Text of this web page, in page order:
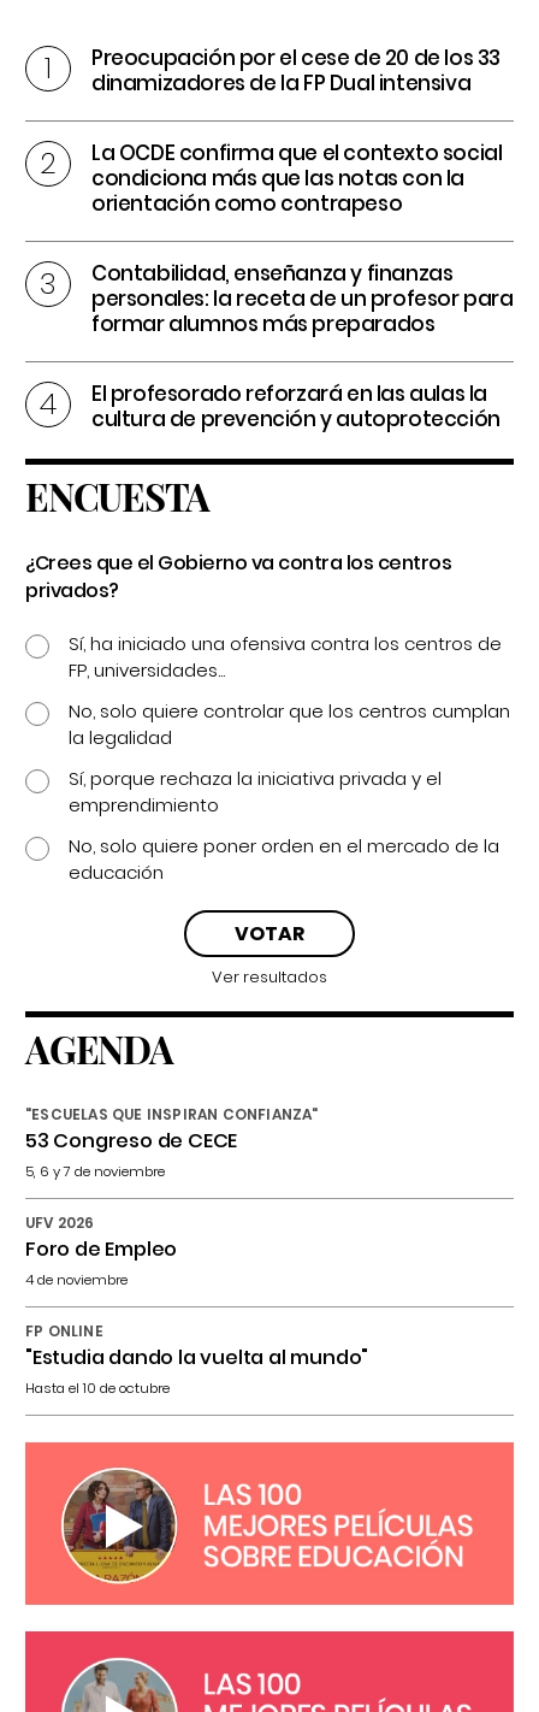
Preocupación por el cese de 20 de los 33
dinamizadores de la FP Dual intensiva
La OCDE confirma que el contexto social
condiciona más que las notas con la
orientación como contrapeso
Contabilidad, enseñanza y finanzas
personales: la receta de un profesor para
formar alumnos más preparados
El profesorado reforzará en las aulas la
cultura de prevención y autoprotección
ENCUESTA
¿Crees que el Gobierno va contra los centros
privados?
Sí, ha iniciado una ofensiva contra los centros de
FP, universidades...
No, solo quiere controlar que los centros cumplan
la legalidad
Sí, porque rechaza la iniciativa privada y el
emprendimiento
No, solo quiere poner orden en el mercado de la
educación
Ver resultados
AGENDA
"ESCUELAS QUE INSPIRAN CONFIANZA"
53 Congreso de CECE
5, 6 y 7 de noviembre
UFV 2026
Foro de Empleo
4 de noviembre
FP ONLINE
"Estudia dando la vuelta al mundo"
Hasta el 10 de octubre